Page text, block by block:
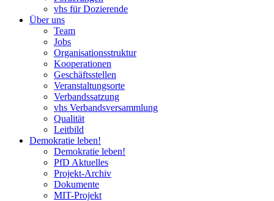
vhs für Dozierende
Über uns
Team
Jobs
Organisationsstruktur
Kooperationen
Geschäftsstellen
Veranstaltungsorte
Verbandssatzung
vhs Verbandsversammlung
Qualität
Leitbild
Demokratie leben!
Demokratie leben!
PfD Aktuelles
Projekt-Archiv
Dokumente
MIT-Projekt